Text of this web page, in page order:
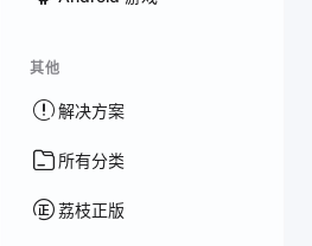
其他
解决方案
所有分类
荔枝正版